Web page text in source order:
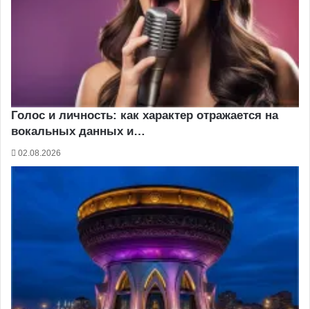
Голос и личность: как характер отражается на
вокальных данных и…
02.08.2026